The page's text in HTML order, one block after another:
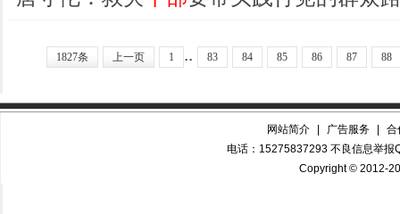
1827条 上一页 1 .. 83 84 85 86 87 88
网站简介 广告服务
合
电话：15275837293 不良信息举
Copyright © 2012-